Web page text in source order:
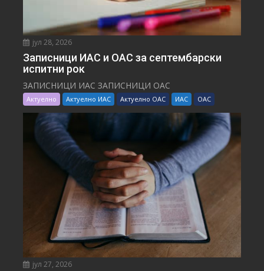
јул 28, 2026
Записници ИАС и ОАС за септембарски
испитни рок
ЗАПИСНИЦИ ИАС ЗАПИСНИЦИ ОАС
Актуелно Актуелно ИАС Актуелно ОАС ИАС ОАС
јул 27, 2026